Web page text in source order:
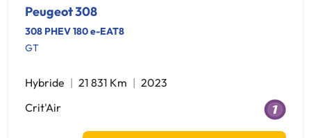
Peugeot 308
308 PHEV 180 e-EAT8
GT
Hybride 21 831 Km
2023
Crit'Air